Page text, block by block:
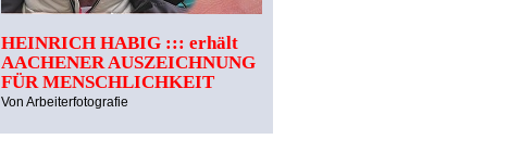
HEINRICH HABIG ::: erhält
AACHENER AUSZEICHNUNG
FÜR MENSCHLICHKEIT
Von Arbeiterfotografie